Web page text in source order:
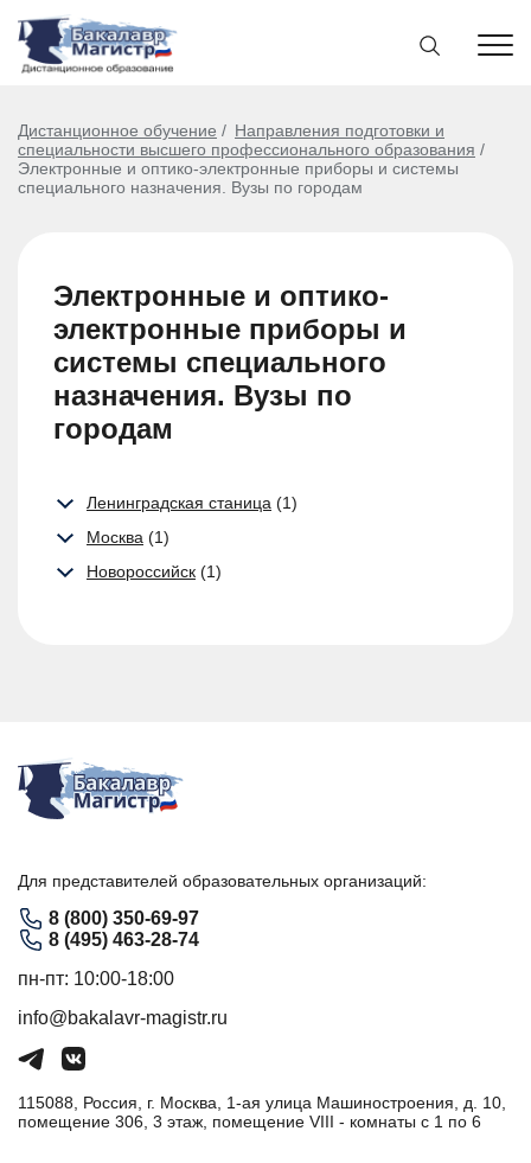
Дистанционное обучение
Направления подготовки и
специальности высшего профессионального образования
Электронные и оптико-электронные приборы и системы
специального назначения. Вузы по городам
Электронные и оптико-
электронные приборы и
системы специального
назначения. Вузы по
городам
Ленинградская станица (1)
Москва (1)
Новороссийск (1)
Для представителей образовательных организаций:
8 (800) 350-69-97
8 (495) 463-28-74
пн-пт: 10:00-18:00
info@bakalavr-magistr.ru
115088, Россия, г. Москва, 1-ая улица Машиностроения, д. 10,
помещение 306, 3 этаж, помещение VIII - комнаты с 1 по 6